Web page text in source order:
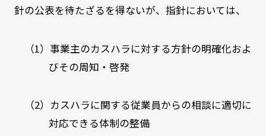
針の公表を待たざるを得ないが、指針においては、
（1）事業主のカスハラに対する方針の明確化およ
びその周知・啓発
（2）カスハラに関する従業員からの相談に適切に
対応できる体制の整備